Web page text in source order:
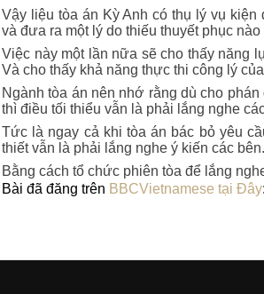
Vậy liệu tòa án Kỳ Anh có thụ lý vụ
và đưa ra một lý do thiếu thuyết phục nào
Việc này một lần nữa sẽ cho thấy năng
Và cho thấy khả năng thực thi công lý
Ngành tòa án nên nhớ rằng dù cho
thì điều tối thiểu vẫn là phải lắng nghe
Tức là ngay cả khi tòa án bác bỏ yêu
thiết vẫn là phải lắng nghe ý kiến các bên.
Bằng cách tổ chức phiên tòa để lắng
Bài đã đăng trên BBCVietnamese tại Đây: